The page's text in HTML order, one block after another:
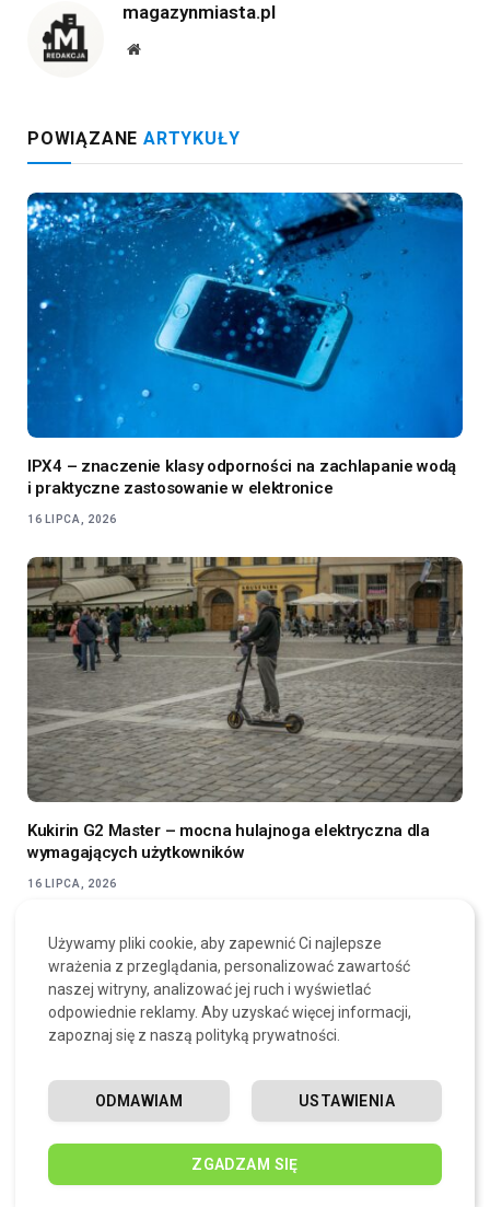
magazynmiasta.pl
Website
POWIĄZANE ARTYKUŁY
IPX4 – znaczenie klasy odporności na zachlapanie wodą
i praktyczne zastosowanie w elektronice
16 LIPCA, 2026
Kukirin G2 Master – mocna hulajnoga elektryczna dla
wymagających użytkowników
16 LIPCA, 2026
Używamy pliki cookie, aby zapewnić Ci najlepsze
wrażenia z przeglądania, personalizować zawartość
naszej witryny, analizować jej ruch i wyświetlać
odpowiednie reklamy. Aby uzyskać więcej informacji,
zapoznaj się z naszą polityką prywatności.
ZGADZAM SIĘ
USTAWIENIA
ODMAWIAM